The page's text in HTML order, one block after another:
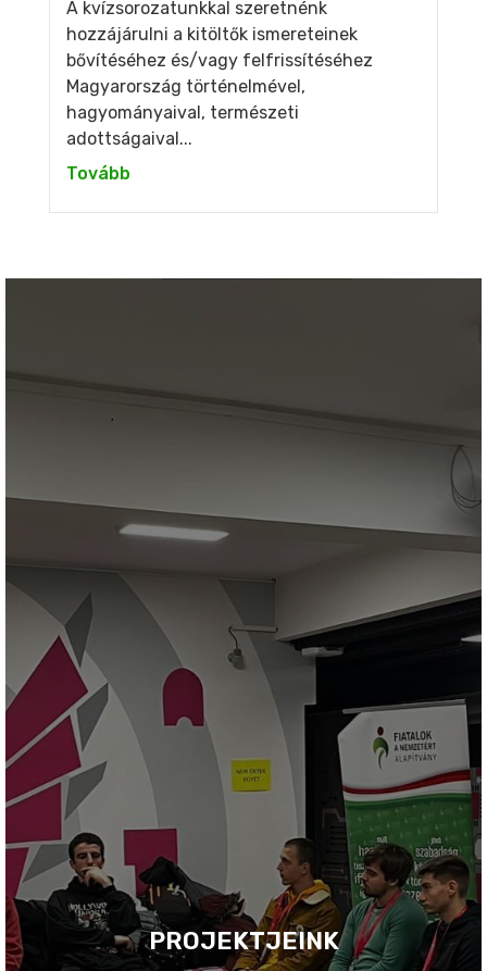
A kvízsorozatunkkal szeretnénk
hozzájárulni a kitöltők ismereteinek
bővítéséhez és/vagy felfrissítéséhez
Magyarország történelmével,
hagyományaival, természeti
adottságaival...
Tovább
PROJEKTJEINK